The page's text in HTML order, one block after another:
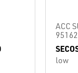
ACC
low